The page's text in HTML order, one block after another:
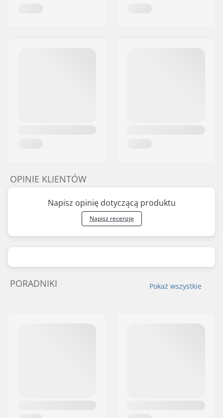
OPINIE KLIENTÓW
Napisz opinię dotyczącą produktu
Napisz recenzję
Pokaż wszystkie
PORADNIKI